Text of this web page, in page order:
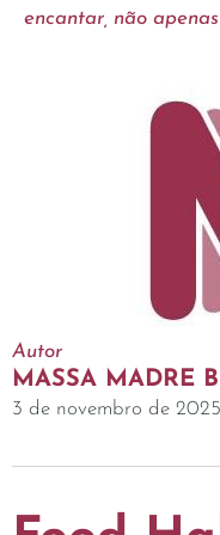
encantar, não apenas
Autor
MASSA MADRE
3 de novembro de 2025